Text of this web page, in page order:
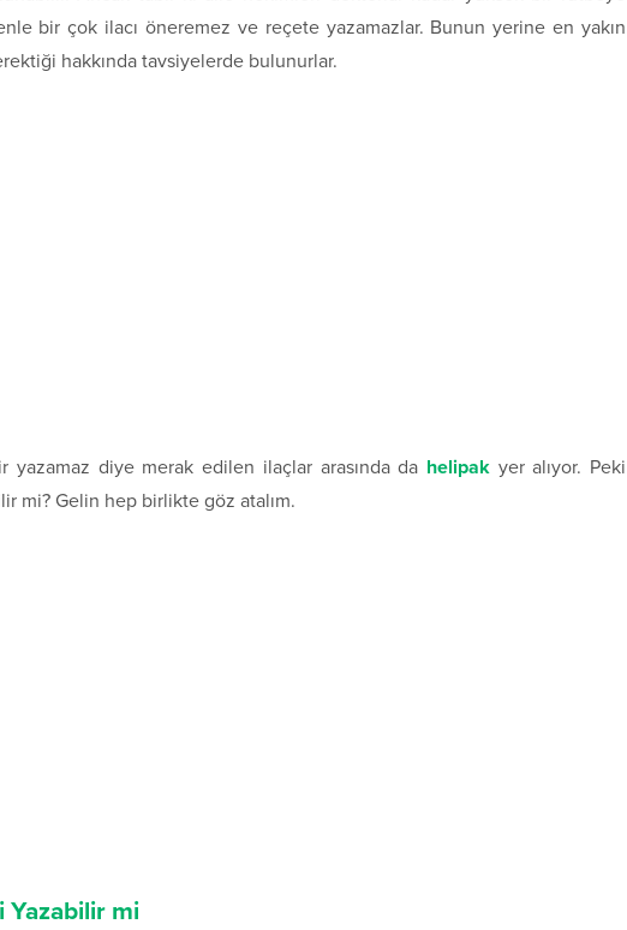
bir çok ilacı öneremez ve reçete yazamazlar. Bunun yerine en yakın
hakkında tavsiyelerde bulunurlar.
yazamaz diye merak edilen ilaçlar arasında da helipak yer alıyor. Peki
mi? Gelin hep birlikte göz atalım.
Yazabilir mi